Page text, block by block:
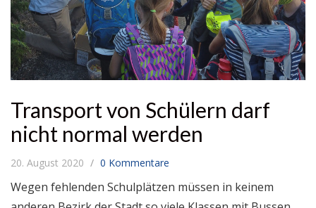
Transport von Schülern darf
nicht normal werden
20. August 2020 0 Kommentare
Wegen fehlenden Schulplätzen müssen in keinem